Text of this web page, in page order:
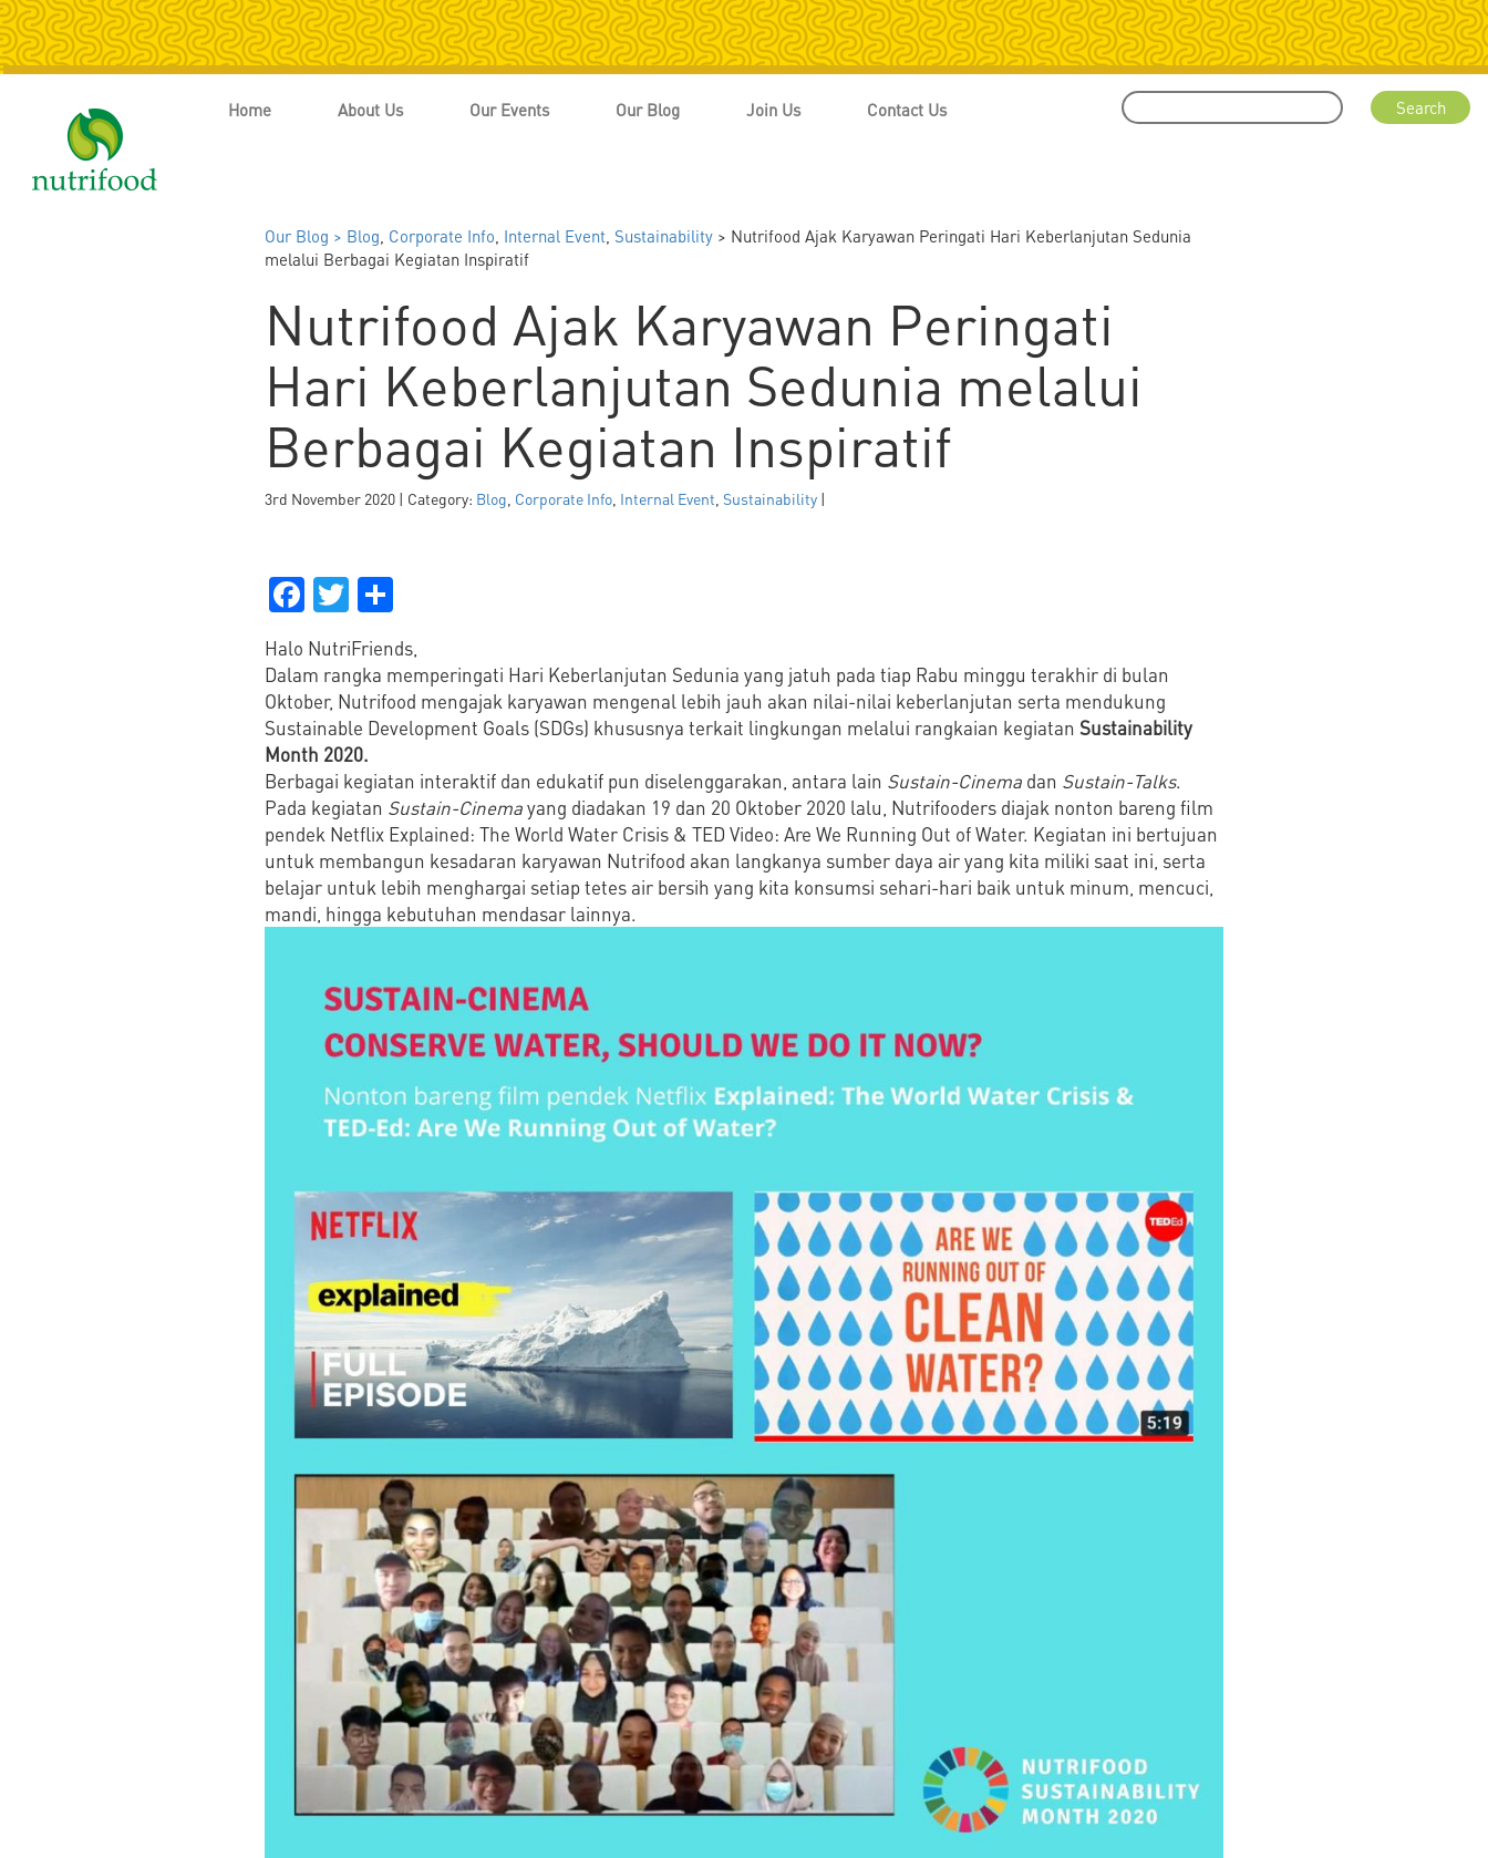
Home About Us Our Events Our Blog Join Us Contact Us
Our Blog > Blog, Corporate Info, Internal Event, Sustainability > Nutrifood Ajak Karyawan Peringati Hari Keberlanjutan Sedunia
melalui Berbagai Kegiatan Inspiratif
Nutrifood Ajak Karyawan Peringati
Hari Keberlanjutan Sedunia melalui
Berbagai Kegiatan Inspiratif
3rd November 2020 | Category: Blog Corporate Info Internal Event Sustainability |
Facebook
Twitter
Halo NutriFriends,
Dalam rangka memperingati Hari Keberlanjutan Sedunia yang jatuh pada tiap Rabu minggu terakhir di bulan
Oktober, Nutrifood mengajak karyawan mengenal lebih jauh akan nilai-nilai keberlanjutan serta mendukung
Sustainable Development Goals (SDGs) khususnya terkait lingkungan melalui rangkaian kegiatan Sustainability
Month 2020.
Berbagai kegiatan interaktif dan edukatif pun diselenggarakan, antara lain Sustain-Cinema dan Sustain-Talks.
Pada kegiatan Sustain-Cinemayang diadakan 19 dan 20 Oktober 2020 lalu, Nutrifooders diajak nonton bareng film
pendek Netflix Explained: The World Water Crisis & TED Video: Are We Running Out of Water. Kegiatan ini bertujuan
untuk membangun kesadaran karyawan Nutrifood akan langkanya sumber daya air yang kita miliki saat ini, serta
belajar untuk lebih menghargai setiap tetes air bersih yang kita konsumsi sehari-hari baik untuk minum, mencuci,
mandi, hingga kebutuhan mendasar lainnya.